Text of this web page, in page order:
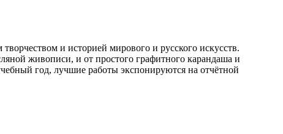
и историей мирового и русского искусств.
живописи, и от простого графитного карандаша и
год, лучшие работы экспонируются на отчётной